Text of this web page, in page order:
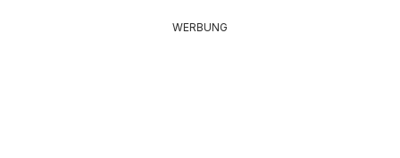
WERBUNG